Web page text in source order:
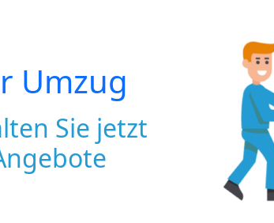
Umzug
Sie jetzt